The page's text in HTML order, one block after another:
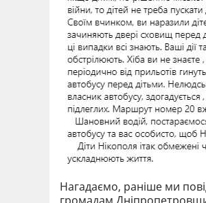
Нагадаємо, раніше ми